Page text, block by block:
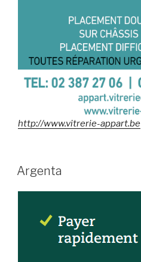
http://www.vitrerie-appart.be
Argenta